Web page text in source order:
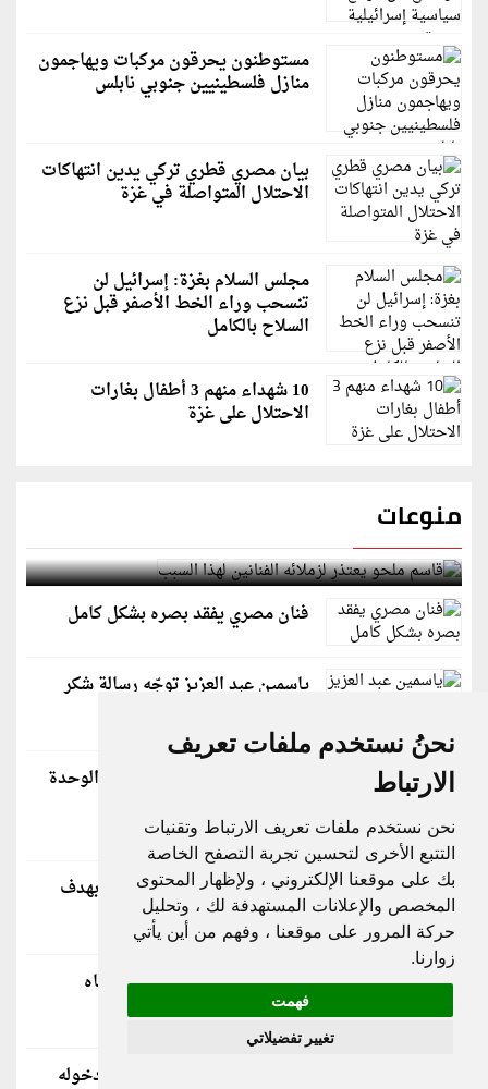
نحنُ نستخدم ملفات تعريف
الارتباط
نحن نستخدم ملفات تعريف الارتباط وتقنيات
التتبع الأخرى لتحسين تجربة التصفح الخاصة
بك على موقعنا الإلكتروني ، ولإظهار المحتوى
المخصص والإعلانات المستهدفة لك ، وتحليل
حركة المرور على موقعنا ، وفهم من أين يأتي
زوارنا.
فهمت
تغيير تفضيلاتي
مستوطنون يحرقون مركبات ويهاجمون
منازل فلسطينيين جنوبي نابلس
بيان مصري قطري تركي يدين انتهاكات
الاحتلال المتواصلة في غزة
مجلس السلام بغزة: إسرائيل لن
تنسحب وراء الخط الأصفر قبل نزع
السلاح بالكامل
10 شهداء منهم 3 أطفال بغارات
الاحتلال على غزة
منوعات
قاسم ملحو يعتذر لزملائه الفنانين لهذا السبب
فنان مصري يفقد بصره بشكل كامل
ياسمين عبد العزيز توجّه رسالة شكر
نجوى فؤاد تكشف معاناتها مع الوحدة
حقيقة مقاضاة زينة لـ أحمد عز بهدف
زيادة النفقة
حمو بيكا يعلن وفاة والده وينعاه
بكلمات مؤثرة
صبري عبد المنعم يكشف سبب دخوله